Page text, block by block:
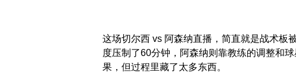
这场切尔西 vs 阿森纳直播，简直就是战术板
度压制了60分钟，阿森纳则靠教练的调整和
果，但过程里藏了太多东西。